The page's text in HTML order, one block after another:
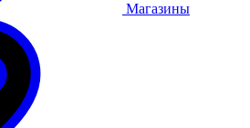
Магазины